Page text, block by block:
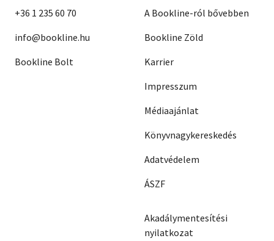
Taschenbücher
Libros de bolsillo
Livre de poche
+36 1 235 60 70
info@bookline.hu
Bookline Bolt
A Bookline-ról bővebben
Bookline Zöld
Karrier
Impresszum
Médiaajánlat
Könyvnagykereskedés
Adatvédelem
ÁSZF
Akadálymentesítési
nyilatkozat